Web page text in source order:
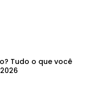
Tudo o que você